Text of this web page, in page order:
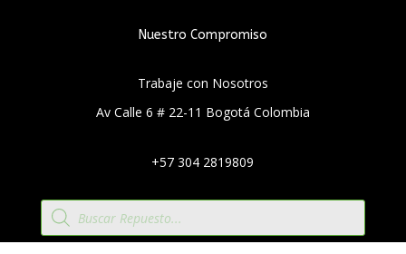
Nuestro Compromiso
Trabaje con Nosotros
Av Calle 6 # 22-11 Bogotá Colombia
+57 304 2819809
Búsqueda
de
productos